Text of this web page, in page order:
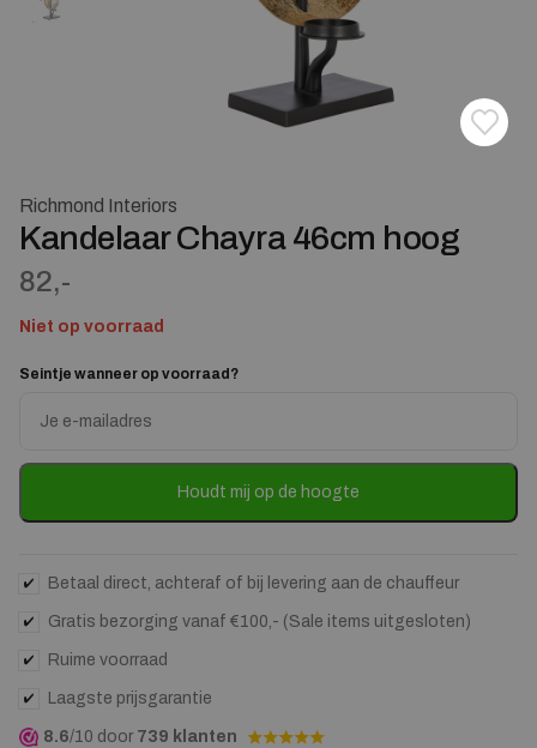
Richmond Interiors
Kandelaar Chayra 46cm hoog
82,-
Niet op voorraad
Seintje wanneer op voorraad?
your
address
join
for
product
Houdt mij op de hoogte
Betaal direct, achteraf of bij levering aan de chauffeur
Gratis bezorging vanaf €100,- (Sale items uitgesloten)
Ruime voorraad
Laagste prijsgarantie
8.6/10 door 739 klanten